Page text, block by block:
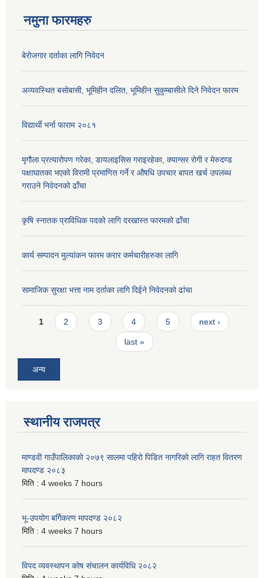
नमुना फारमहरु
बेरोजगार दर्ताका लागि निवेदन
अव्यवस्थित बसोबासी, भूमिहीन दलित, भूमिहीन सुकुम्बासीले दिने निवेदन फारम
विद्यार्थी भर्ना फाराम २०८१
मृगौला प्रत्यारोपण गरेका, डायलाइसिस गराइरहेका, क्यान्सर रोगी र मेरुदण्ड
पक्षाघातका भएको विरामी प्रमाणित गर्ने र औषधि उपचार बापत खर्च उपलब्ध
गराउने निवेदनको ढाँचा
कृषि स्नातक प्राविधिक पदको लागि दरखास्त फारमको ढाँचा
कार्य सम्पादन मुल्यांकन फारम करार कर्मचारीहरुका लागि
सामाजिक सुरक्षा भत्ता नाम दर्ताका लागि दिईने निवेदनको ढांचा
Pages
1 2 3 4 5 next ›
last »
अन्य
स्थानीय राजपत्र
माण्डवी गाउँपालिकाको २०७९ सालमा पहिरो पिडित नागरिको लागि राहत वितरण
मापदण्ड २०८३
मिति : 4 weeks 7 hours
भू-उपयोग बर्गिकरण मापदण्ड २०८२
मिति : 4 weeks 7 hours
विपद व्यवस्थापन कोष संचालन कार्यविधि २०८२